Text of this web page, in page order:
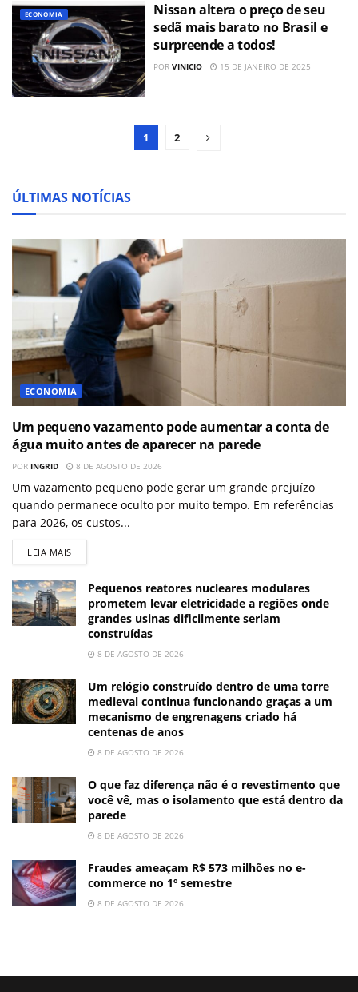
ECONOMIA
Nissan altera o preço de seu
sedã mais barato no Brasil e
surpreende a todos!
POR VINICIO 15 DE JANEIRO DE 2025
1 2
ÚLTIMAS NOTÍCIAS
ECONOMIA
Um pequeno vazamento pode aumentar a conta de
água muito antes de aparecer na parede
POR INGRID 8 DE AGOSTO DE 2026
Um vazamento pequeno pode gerar um grande prejuízo
quando permanece oculto por muito tempo. Em referências
para 2026, os custos...
LEIA MAIS
Pequenos reatores nucleares modulares
prometem levar eletricidade a regiões onde
grandes usinas dificilmente seriam
construídas
8 DE AGOSTO DE 2026
Um relógio construído dentro de uma torre
medieval continua funcionando graças a um
mecanismo de engrenagens criado há
centenas de anos
8 DE AGOSTO DE 2026
O que faz diferença não é o revestimento que
você vê, mas o isolamento que está dentro da
parede
8 DE AGOSTO DE 2026
Fraudes ameaçam R$ 573 milhões no e-
commerce no 1º semestre
8 DE AGOSTO DE 2026